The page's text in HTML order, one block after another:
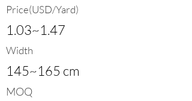
Price(USD/Yard)
1.03~1.47
Width
145~165 cm
MOQ